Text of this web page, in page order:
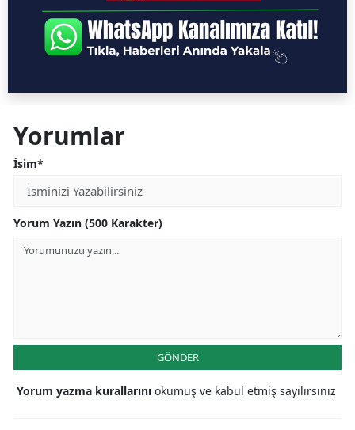
Yorumlar
İsim*
Yorum Yazın (500 Karakter)
GÖNDER
Yorum yazma kurallarını okumuş ve kabul etmiş sayılırsınız